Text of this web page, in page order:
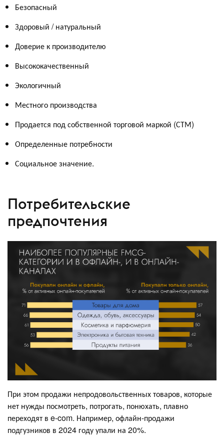
Безопасный
Здоровый / натуральный
Доверие к производителю
Высококачественный
Экологичный
Местного производства
Продается под собственной торговой маркой (СТМ)
Определенные потребности
Социальное значение.
Потребительские
предпочтения
При этом продажи непродовольственных товаров, которые
нет нужды посмотреть, потрогать, понюхать, плавно
переходят в e-com. Например, офлайн-продажи
подгузников в 2024 году упали на 20%.